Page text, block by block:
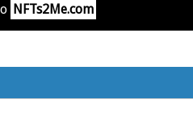
NFTs2Me.com